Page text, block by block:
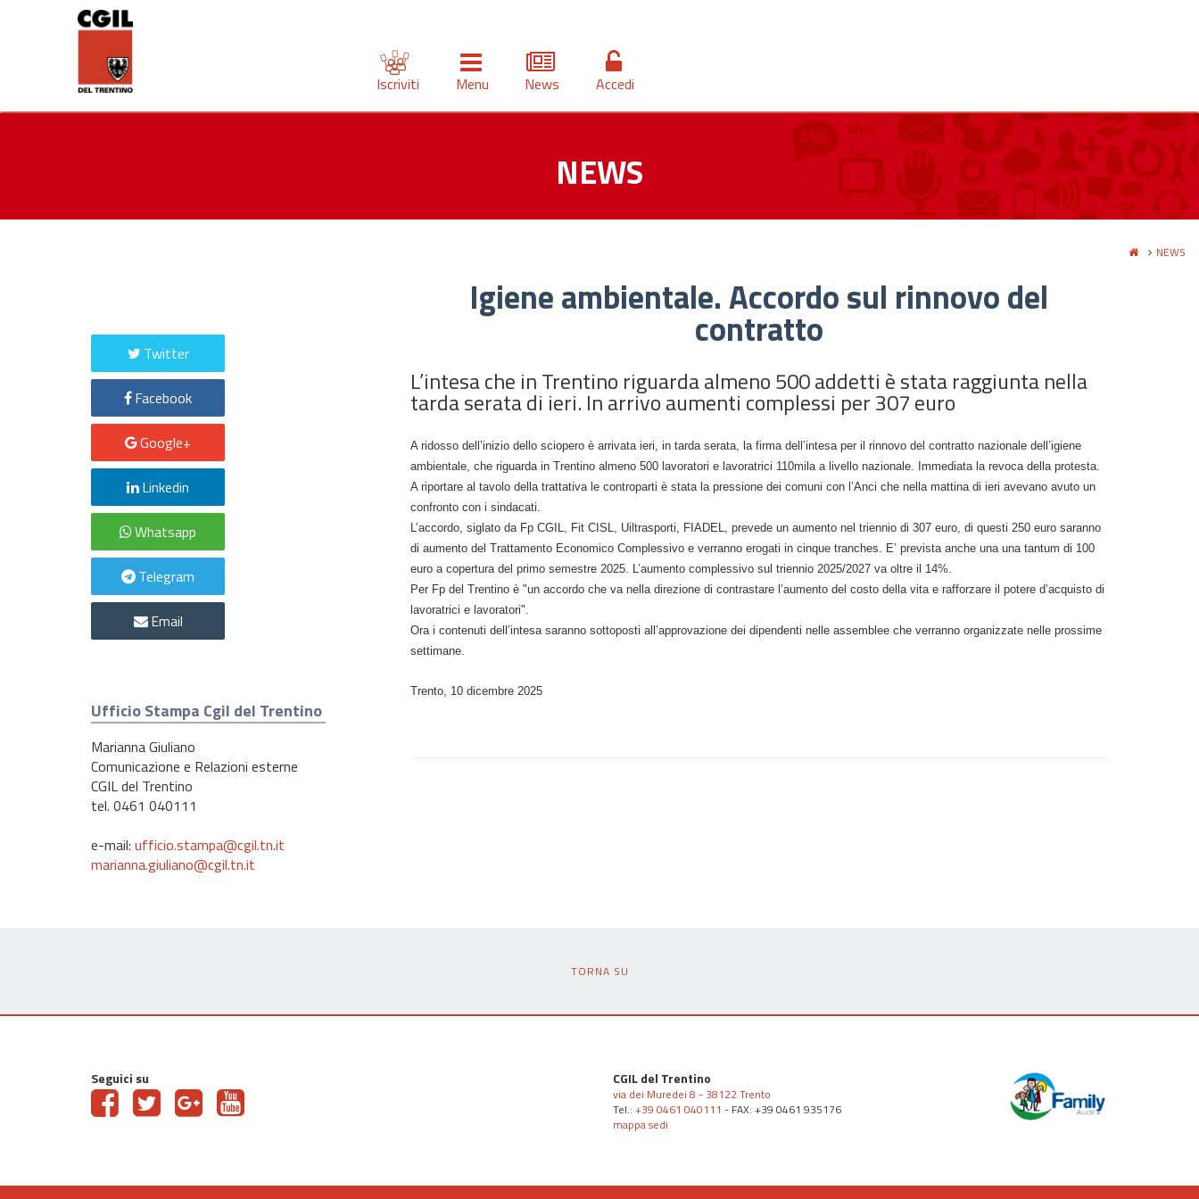
Iscriviti Menu News Accedi
NEWS
NEWS
Igiene ambientale. Accordo sul rinnovo del
contratto
L’intesa che in Trentino riguarda almeno 500 addetti è stata raggiunta nella
tarda serata di ieri. In arrivo aumenti complessi per 307 euro
A ridosso dell’inizio dello sciopero è arrivata ieri, in tarda serata, la firma dell’intesa per il rinnovo del contratto nazionale dell’igiene
ambientale, che riguarda in Trentino almeno 500 lavoratori e lavoratrici 110mila a livello nazionale. Immediata la revoca della protesta.
A riportare al tavolo della trattativa le controparti è stata la pressione dei comuni con l’Anci che nella mattina di ieri avevano avuto un
confronto con i sindacati.
L’accordo, siglato da Fp CGIL, Fit CISL, Uiltrasporti, FIADEL, prevede un aumento nel triennio di 307 euro, di questi 250 euro saranno
di aumento del Trattamento Economico Complessivo e verranno erogati in cinque tranches. E’ prevista anche una una tantum di 100
euro a copertura del primo semestre 2025. L’aumento complessivo sul triennio 2025/2027 va oltre il 14%.
Per Fp del Trentino è "un accordo che va nella direzione di contrastare l’aumento del costo della vita e rafforzare il potere d’acquisto di
lavoratrici e lavoratori".
Ora i contenuti dell’intesa saranno sottoposti all’approvazione dei dipendenti nelle assemblee che verranno organizzate nelle prossime
settimane.
Trento, 10 dicembre 2025
Twitter
Facebook
Google+
Linkedin
Whatsapp
Telegram
Email
Ufficio Stampa Cgil del Trentino
Marianna Giuliano
Comunicazione e Relazioni esterne
CGIL del Trentino
tel. 0461 040111
e-mail: ufficio.stampa@cgil.tn.it
marianna.giuliano@cgil.tn.it
TORNA SU
Seguici su CGIL del Trentino
via dei Muredei 8 - 38122 Trento
Tel.: +39 0461 040111 - FAX: +39 0461 935176
mappa sedi